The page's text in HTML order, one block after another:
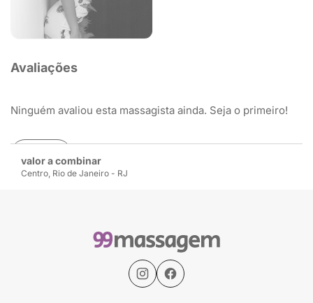
valor a combinar
Centro, Rio de Janeiro - RJ
Avaliações
Ninguém avaliou esta massagista ainda. Seja o primeiro!
Avaliar